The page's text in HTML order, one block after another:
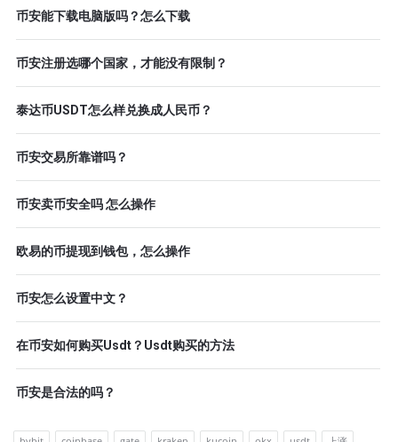
币安能下载电脑版吗？怎么下载
币安注册选哪个国家，才能没有限制？
泰达币USDT怎么样兑换成人民币？
币安交易所靠谱吗？
币安卖币安全吗 怎么操作
欧易的币提现到钱包，怎么操作
币安怎么设置中文？
在币安如何购买Usdt？Usdt购买的方法
币安是合法的吗？